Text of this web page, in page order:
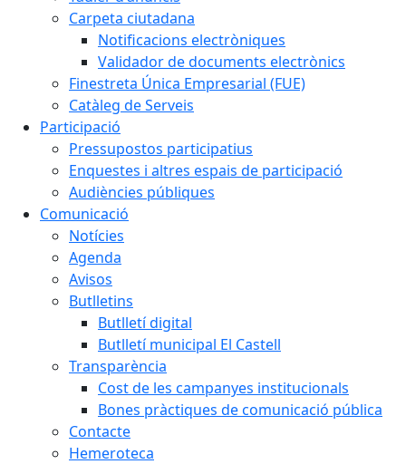
Carpeta ciutadana
Notificacions electròniques
Validador de documents electrònics
Finestreta Única Empresarial (FUE)
Catàleg de Serveis
Participació
Pressupostos participatius
Enquestes i altres espais de participació
Audiències públiques
Comunicació
Notícies
Agenda
Avisos
Butlletins
Butlletí digital
Butlletí municipal El Castell
Transparència
Cost de les campanyes institucionals
Bones pràctiques de comunicació pública
Contacte
Hemeroteca